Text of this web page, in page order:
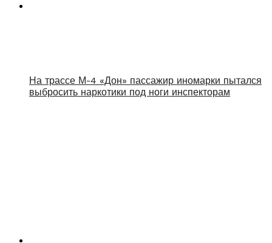
На трассе М-4 «Дон» пассажир иномарки пытался
выбросить наркотики под ноги инспекторам